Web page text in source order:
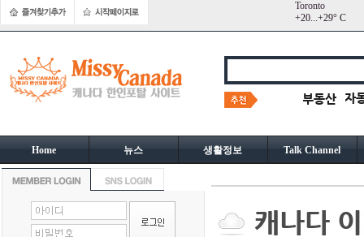
Toronto
+20...+29° C
Home 뉴스 생활정보 Talk Channel